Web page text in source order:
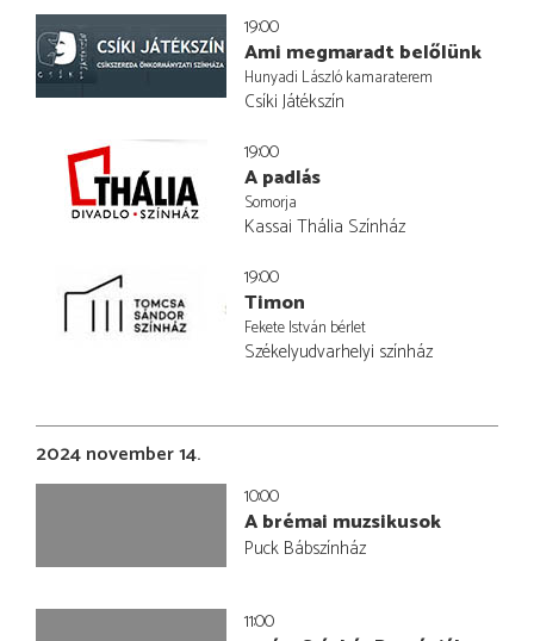
19:00
Ami megmaradt belőlünk
Hunyadi László kamaraterem
Csíki Játékszín
19:00
A padlás
Somorja
Kassai Thália Színház
19:00
Timon
Fekete István bérlet
Székelyudvarhelyi színház
2024 november 14.
10:00
A brémai muzsikusok
Puck Bábszínház
11:00